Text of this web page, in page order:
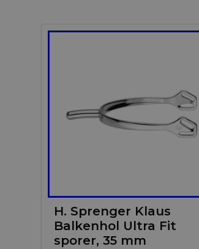
H. Sprenger Klaus
Balkenhol Ultra Fit
sporer, 35 mm